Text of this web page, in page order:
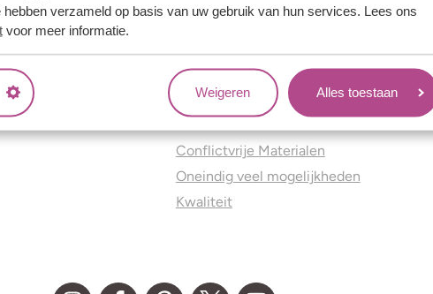
verzameld op basis van uw gebruik van hun services. Lees ons
voor meer informatie.
Weigeren Alles toestaan
Jouw voordelen
Conflictvrije Materialen
Oneindig veel mogelijkheden
Kwaliteit